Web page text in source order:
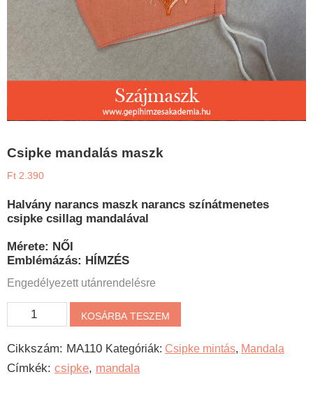
Csipke mandalás maszk
Ft 2.390
Halvány narancs maszk narancs színátmenetes
csipke csillag mandalával
Mérete: NŐI
Emblémázás: HÍMZÉS
Engedélyezett utánrendelésre
Csipke
mandalás
maszk
mennyiség
KOSÁRBA TESZEM
Cikkszám: MA110 Kategóriák: Csipke mintás, Mandala
Címkék: csipke, mandala